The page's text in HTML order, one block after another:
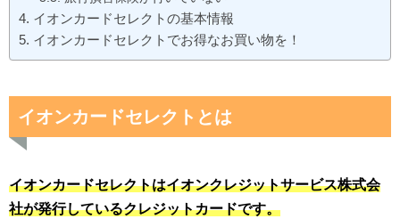
イオンカードセレクトの基本情報
イオンカードセレクトでお得なお買い物を！
イオンカードセレクトとは
イオンカードセレクトはイオンクレジットサービス株式会
社が発行しているクレジットカードです。